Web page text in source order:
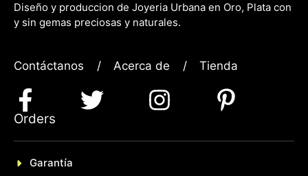
Diseño y produccion de Joyeria Urbana en Oro, Plata con
y sin gemas preciosas y naturales.
Contáctanos / Acerca de / Tienda
Orders
Garantía